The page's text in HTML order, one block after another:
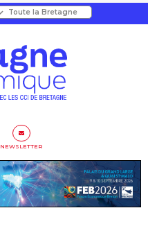
NEWSLETTER